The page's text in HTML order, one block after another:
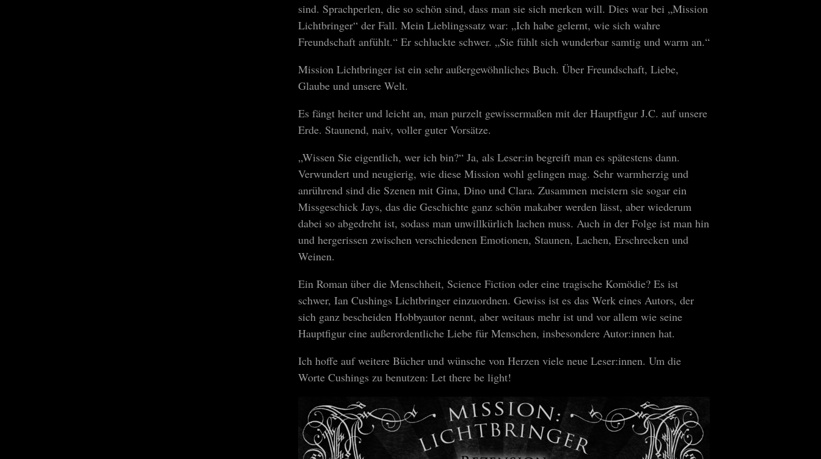
sind. Sprachperlen, die so schön sind, dass man sie sich merken will. Dies war bei „Mission
Lichtbringer“ der Fall. Mein Lieblingssatz war: „Ich habe gelernt, wie sich wahre
Freundschaft anfühlt.“ Er schluckte schwer. „Sie fühlt sich wunderbar samtig und warm an.“
Mission Lichtbringer ist ein sehr außergewöhnliches Buch. Über Freundschaft, Liebe,
Glaube und unsere Welt.
Es fängt heiter und leicht an, man purzelt gewissermaßen mit der Hauptfigur J.C. auf unsere
Erde. Staunend, naiv, voller guter Vorsätze.
„Wissen Sie eigentlich, wer ich bin?“ Ja, als Leser:in begreift man es spätestens dann.
Verwundert und neugierig, wie diese Mission wohl gelingen mag. Sehr warmherzig und
anrührend sind die Szenen mit Gina, Dino und Clara. Zusammen meistern sie sogar ein
Missgeschick Jays, das die Geschichte ganz schön makaber werden lässt, aber wiederum
dabei so abgedreht ist, sodass man unwillkürlich lachen muss. Auch in der Folge ist man hin
und hergerissen zwischen verschiedenen Emotionen, Staunen, Lachen, Erschrecken und
Weinen.
Ein Roman über die Menschheit, Science Fiction oder eine tragische Komödie? Es ist
schwer, Ian Cushings Lichtbringer einzuordnen. Gewiss ist es das Werk eines Autors, der
sich ganz bescheiden Hobbyautor nennt, aber weitaus mehr ist und vor allem wie seine
Hauptfigur eine außerordentliche Liebe für Menschen, insbesondere Autor:innen hat.
Ich hoffe auf weitere Bücher und wünsche von Herzen viele neue Leser:innen. Um die
Worte Cushings zu benutzen: Let there be light!